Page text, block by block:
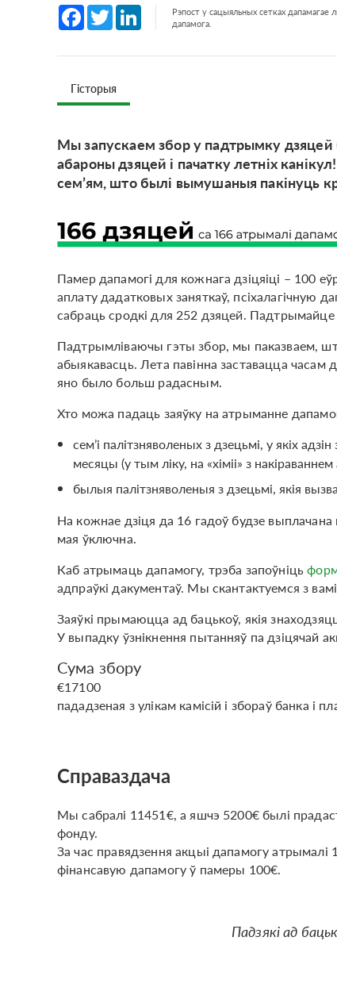
Facebook
Twitter LinkedInРэпост у сацыяльных сетках
дапамога.
Гісторыя
Мы запускаем збор у падтрымку дзяцей
абароны дзяцей і пачатку летніх
сем’ям, што былі вымушаныя пакінуць
Памер дапамогі для кожнага дзіцяіці – 100
аплату дадатковых заняткаў, псіхалагічную
сабраць сродкі для 252 дзяцей.
Падтрымліваючы гэты збор, мы паказваем,
абыякавасць. Лета павінна заставацца часам
яно было больш радасным.
Хто можа падаць заяўку на атрыманне
сем’і палітзняволеных з дзецьмі, у якіх
месяцы (у тым ліку, на «хіміі» з
былыя палітзняволеныя з дзецьмі, якія
На кожнае дзіця да 16 гадоў будзе
мая ўключна.
Каб атрымаць дапамогу, трэба запоўніць
адпраўкі дакументаў. Мы скантактуемся з
Заяўкі прымаюцца ад бацькоў, якія
У выпадку ўзнікнення пытанняў па дзіцячай
Сума збору
€17100
пададзеная з улікам камісій і збораў банка і
Справаздача
Мы сабралі 11451€, а яшчэ 5200€ былі
фонду.
За час правядзення акцыі дапамогу атрымалі
фінансавую дапамогу ў памеры 100€.
Падзякі ад